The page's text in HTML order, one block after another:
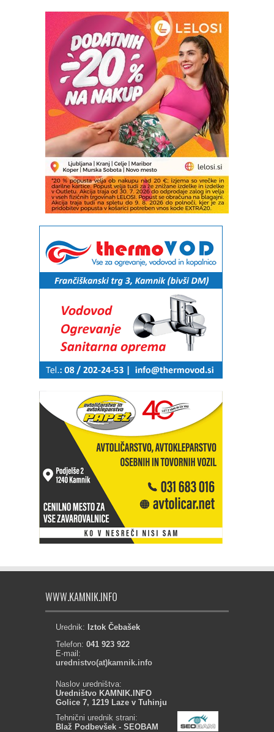
WWW.KAMNIK.INFO
Urednik: Iztok Čebašek
Telefon: 041 923 922
E-mail:
urednistvo(at)kamnik.info
Naslov uredništva:
Uredništvo KAMNIK.INFO
Golice 7, 1219 Laze v Tuhinju
Tehnični urednik strani:
Blaž Podbevšek - SEOBAM